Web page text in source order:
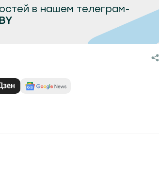
в нашем телеграм-